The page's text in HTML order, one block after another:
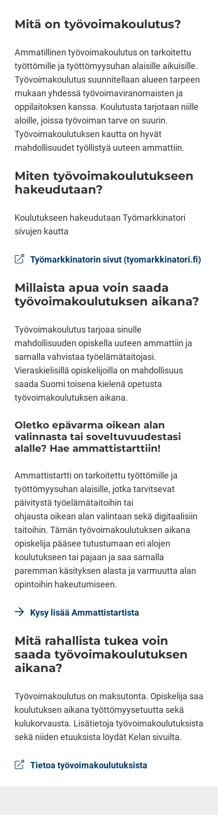
Mitä on työvoimakoulutus?
Ammatillinen työvoimakoulutus on tarkoitettu
työttömille ja työttömyysuhan alaisille aikuisille.
Työvoimakoulutus suunnitellaan alueen tarpeen
mukaan yhdessä työvoimaviranomaisten ja
oppilaitoksen kanssa. Koulutusta tarjotaan niille
aloille, joissa työvoiman tarve on suurin.
Työvoimakoulutuksen kautta on hyvät
mahdollisuudet työllistyä uuteen ammattiin.
Miten työvoimakoulutukseen
hakeudutaan?
Koulutukseen hakeudutaan Työmarkkinatori
sivujen kautta
Työmarkkinatorin sivut (tyomarkkinatori.fi)
Millaista apua voin saada
työvoimakoulutuksen aikana?
Työvoimakoulutus tarjoaa sinulle
mahdollisuuden opiskella uuteen ammattiin ja
samalla vahvistaa työelämätaitojasi.
Vieraskielisillä opiskelijoilla on mahdollisuus
saada Suomi toisena kielenä opetusta
työvoimakoulutuksen aikana.
Oletko epävarma oikean alan
valinnasta tai soveltuvuudestasi
alalle? Hae ammattistarttiin!
Ammattistartti on tarkoitettu työttömille ja
työttömyysuhan alaisille, jotka tarvitsevat
päivitystä työelämätaitoihin tai
ohjausta oikean alan valintaan sekä digitaalisiin
taitoihin. Tämän työvoimakoulutuksen aikana
opiskelija pääsee tutustumaan eri alojen
koulutukseen tai pajaan ja saa samalla
paremman käsityksen alasta ja varmuutta alan
opintoihin hakeutumiseen.
Kysy lisää Ammattistartista
Mitä rahallista tukea voin
saada työvoimakoulutuksen
aikana?
Työvoimakoulutus on maksutonta. Opiskelija saa
koulutuksen aikana työttömyysetuutta sekä
kulukorvausta. Lisätietoja työvoimakoulutuksista
sekä niiden etuuksista löydät Kelan sivuilta.
Tietoa työvoimakoulutuksista